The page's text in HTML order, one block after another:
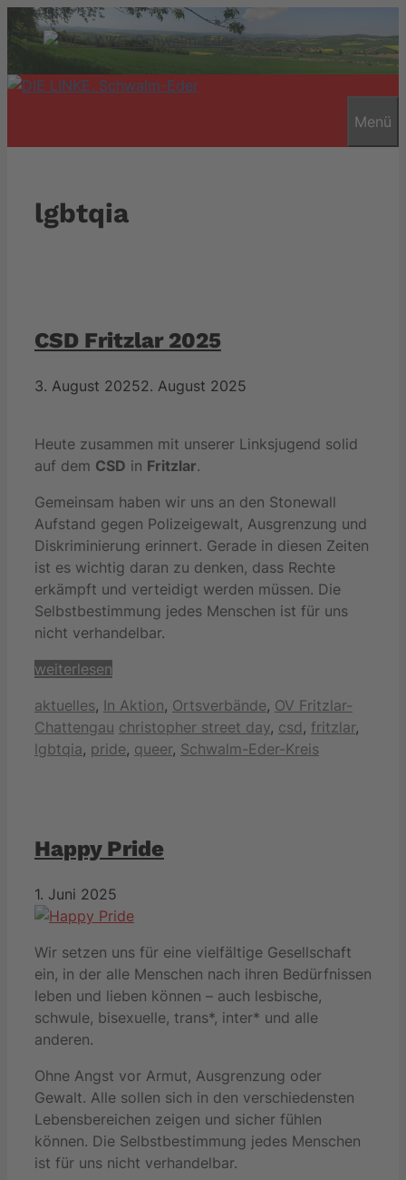
Zum
Inhalt
springen
Menü
lgbtqia
CSD Fritzlar 2025
3. August 20252. August 2025
Heute zusammen mit unserer Linksjugend solid
auf dem CSD in Fritzlar.
Gemeinsam haben wir uns an den Stonewall
Aufstand gegen Polizeigewalt, Ausgrenzung und
Diskriminierung erinnert. Gerade in diesen Zeiten
ist es wichtig daran zu denken, dass Rechte
erkämpft und verteidigt werden müssen. Die
Selbstbestimmung jedes Menschen ist für uns
nicht verhandelbar.
weiterlesen
Kategorien
aktuelles, In Aktion, Ortsverbände, OV Fritzlar-
Chattengau Schlagwörter
christopher street day, csd, fritzlar,
lgbtqia, pride, queer, Schwalm-Eder-Kreis
Happy Pride
1. Juni 2025
Wir setzen uns für eine vielfältige Gesellschaft
ein, in der alle Menschen nach ihren Bedürfnissen
leben und lieben können – auch lesbische,
schwule, bisexuelle, trans*, inter* und alle
anderen.
Ohne Angst vor Armut, Ausgrenzung oder
Gewalt. Alle sollen sich in den verschiedensten
Lebensbereichen zeigen und sicher fühlen
können. Die Selbstbestimmung jedes Menschen
ist für uns nicht verhandelbar.